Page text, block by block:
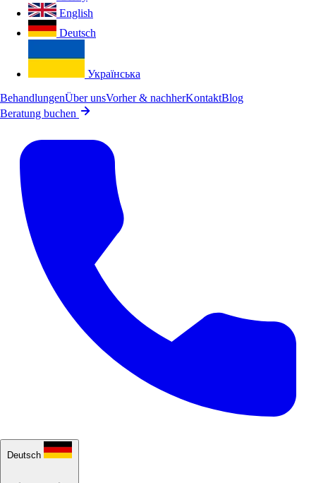
English
Deutsch
Українська
BehandlungenÜber unsVorher & nachherKontaktBlog
Beratung buchen
Deutsch